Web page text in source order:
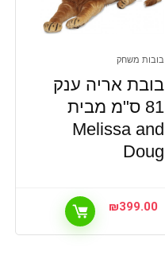
בובות משחק
בובת אריה ענק
81 ס"מ מבית
Melissa and
Doug
₪399.00